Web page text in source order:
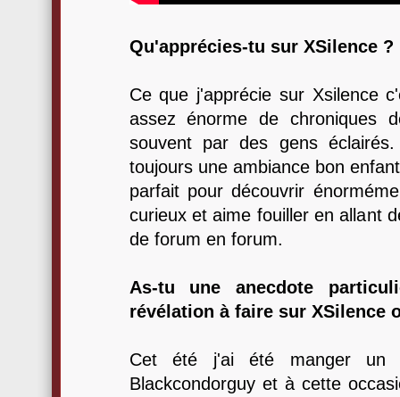
Qu'apprécies-tu sur XSilence ?
Ce que j'apprécie sur Xsilence
assez énorme de chroniques
souvent par des gens
toujours une ambiance bon
parfait pour découvrir
curieux et aime fouiller en allant
de forum en forum.
As-tu une anecdote
révélation à faire sur XSilence
Cet été j'ai été manger un
Blackcondorguy et à cette